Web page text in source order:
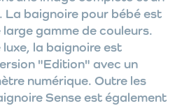
baignoire pour bébé est
gamme de couleurs.
la baignoire est
"Edition" avec un
numérique. Outre les
Sense est également